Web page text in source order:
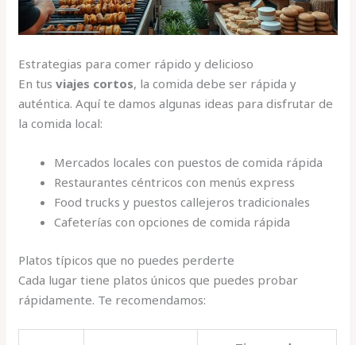
Estrategias para comer rápido y delicioso
En tusviajes cortos, la comida debe ser rápida y
auténtica. Aquí te damos algunas ideas para disfrutar de
la comida local:
Mercados locales con puestos de comida rápida
Restaurantes céntricos con menús express
Food trucks y puestos callejeros tradicionales
Cafeterías con opciones de comida rápida
Platos típicos que no puedes perderte
Cada lugar tiene platos únicos que puedes probar
rápidamente. Te recomendamos: